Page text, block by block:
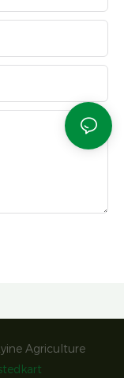
Agriculture